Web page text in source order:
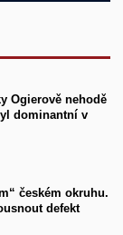
Ogierově nehodě
dominantní v
českém okruhu.
defekt